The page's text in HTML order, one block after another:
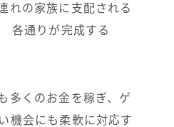
れの家族に支配される
各通りが完成する
多くのお金を稼ぎ、ゲ
機会にも柔軟に対応す